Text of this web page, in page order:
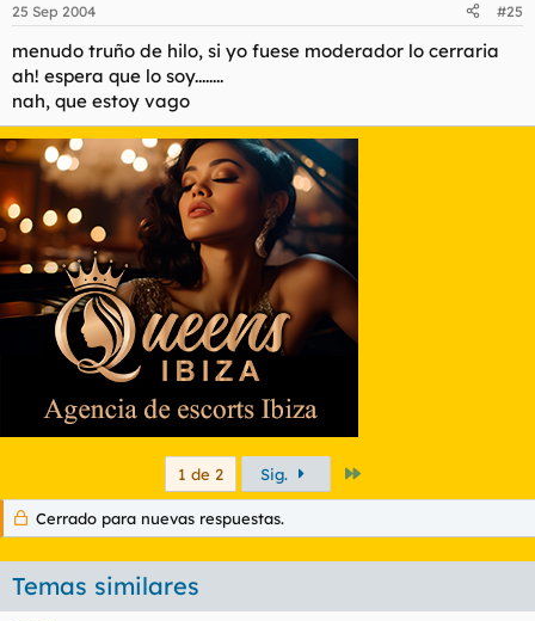
25 Sep 2004 #25
menudo truño de hilo, si yo fuese moderador lo cerraria
ah! espera que lo soy........
nah, que estoy vago
1 de 2 Sig.
Cerrado para nuevas respuestas.
Temas similares